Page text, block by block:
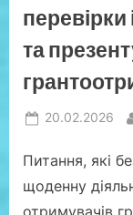
та
Posted
20.02.2026
Питання, які
щоденну
отримувачів